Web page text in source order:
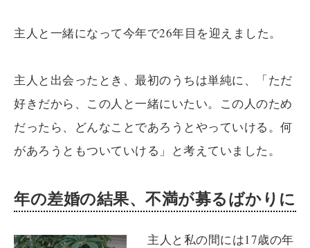
主人と一緒になって今年で26年目を迎えました。
主人と出会ったとき、最初のうちは単純に、「ただ
好きだから、この人と一緒にいたい。この人のため
だったら、どんなことであろうとやっていける。何
があろうともついていける」と考えていました。
年の差婚の結果、不満が募るばかりに
主人と私の間には17歳の年